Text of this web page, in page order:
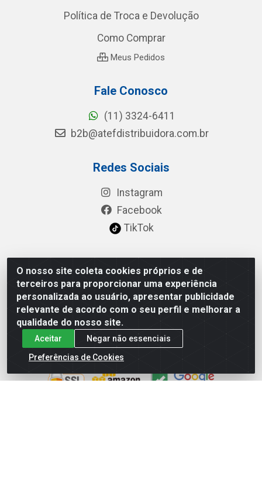
O nosso site coleta cookies próprios e de
terceiros para proporcionar uma experiência
personalizada ao usuário, apresentar publicidade
relevante de acordo com o seu perfil e melhorar a
qualidade do nosso site.
Aceitar
Negar não essenciais
Preferências de Cookies
Política de Troca e Devolução
Como Comprar
Meus Pedidos
Fale Conosco
(11) 3324-6411
b2b@atefdistribuidora.com.br
Redes Sociais
Instagram
Facebook
TikTok
Baixe já nosso APP
Site Seguro